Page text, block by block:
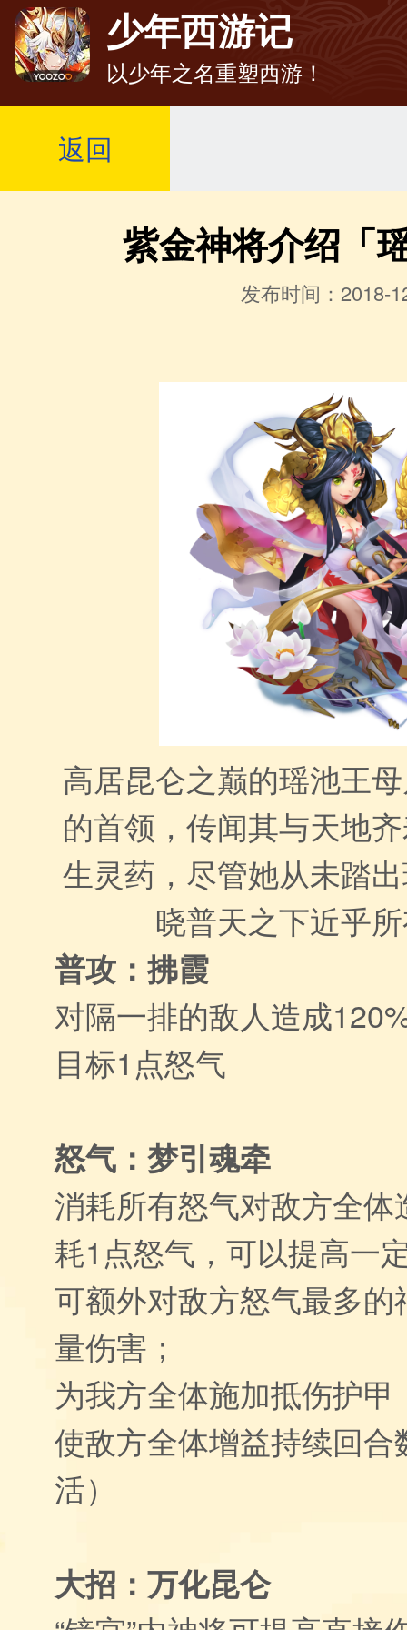
少年西游记
以少年之名重塑西游！
返回
紫金神将介绍「
发布时间：2018-
高居昆仑之巅的瑶池王
的首领，传闻其与天地
生灵药，尽管她从未踏
晓普天之下近乎
普攻：拂霞
对隔一排的敌人造成
目标1点怒气
怒气：梦引魂牵
消耗所有怒气对敌方全
耗1点怒气，可以提高一
可额外对敌方怒气最多
量伤害；
为我方全体施加抵伤护甲
使敌方全体增益持续回
活）
大招：万化昆仑